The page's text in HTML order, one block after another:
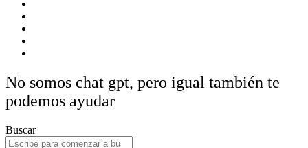
No somos chat gpt, pero igual también te
podemos ayudar
Buscar